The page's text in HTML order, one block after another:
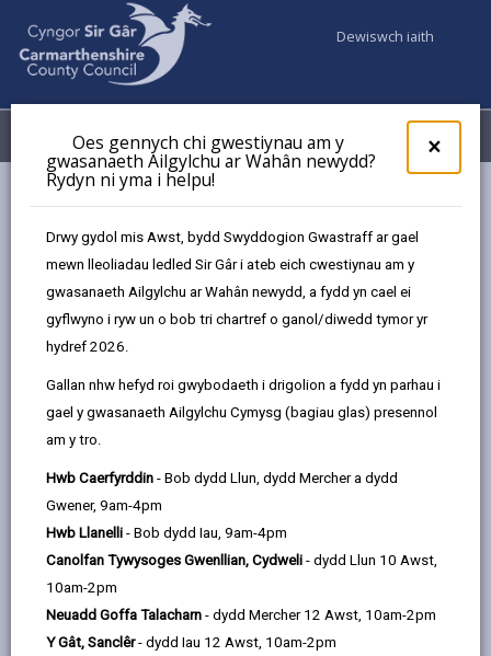
×
Oes gennych chi gwestiynau am y
gwasanaeth Ailgylchu ar Wahân newydd?
Rydyn ni yma i helpu!
Drwy gydol mis Awst, bydd Swyddogion Gwastraff ar gael
mewn lleoliadau ledled Sir Gâr i ateb eich cwestiynau am y
gwasanaeth Ailgylchu ar Wahân newydd, a fydd yn cael ei
gyflwyno i ryw un o bob tri chartref o ganol/diwedd tymor yr
hydref 2026.
Gallan nhw hefyd roi gwybodaeth i drigolion a fydd yn parhau i
gael y gwasanaeth Ailgylchu Cymysg (bagiau glas) presennol
am y tro.
Hwb Caerfyrddin - Bob dydd Llun, dydd Mercher a dydd
Gwener, 9am-4pm
Hwb Llanelli - Bob dydd Iau, 9am-4pm
Canolfan Tywysoges Gwenllian, Cydweli - dydd Llun 10 Awst,
10am-2pm
Neuadd Goffa Talacharn - dydd Mercher 12 Awst, 10am-2pm
Y Gât, Sanclêr- dydd Iau 12 Awst, 10am-2pm
Dewiswch iaith
Dewislen
Parod i Gyllidebu a Bancio
Parod i Gyllidebu a Bancio
Diweddarwyd y dudalen ar: 03/10/2024
by
share
this
on
opens
in
new
tab
share
this
on
opens
a
in
new
Bydd cyllidebu yn eich helpu i wneud y gorau o'ch arian.
Ceisiwch wneud cynllun gwariant/cyllideb fel isod. Yn
ddelfrydol, bydd yn dangos eich holl gostau yn erbyn
eich incwm a'r hyn sydd gennych ar ôl i'w wario
Cynllunydd Cyllideb